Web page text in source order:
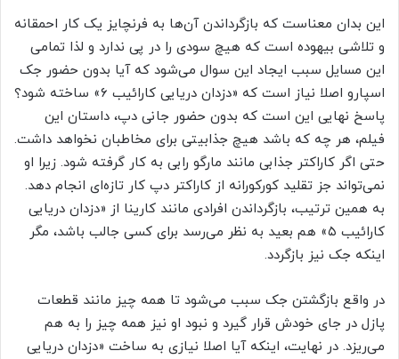
این بدان معناست که بازگرداندن آن‌ها به فرنچایز یک کار احمقانه
و تلاشی بیهوده است که هیچ سودی را در پی ندارد و لذا تمامی
این مسایل سبب ایجاد این سوال می‌شود که آیا بدون حضور جک
اسپارو اصلا نیاز است که «دزدان دریایی کارائیب ۶» ساخته شود؟
پاسخ نهایی این است که بدون حضور جانی دپ، داستان این
فیلم، هر چه که باشد هیچ جذابیتی برای مخاطبان نخواهد داشت.
حتی اگر کاراکتر جذابی مانند مارگو رابی به کار گرفته شود. زیرا او
نمی‌تواند جز تقلید کورکورانه از کاراکتر دپ کار تازه‌ای انجام دهد.
به همین ترتیب، بازگرداندن افرادی مانند کارینا از «دزدان دریایی
کارائیب ۵» هم بعید به نظر می‌رسد برای کسی جالب باشد، مگر
اینکه جک نیز بازگردد.
در واقع بازگشتن جک سبب می‌شود تا همه چیز مانند قطعات
پازل در جای خودش قرار گیرد و نبود او نیز همه چیز را به هم
می‌ریزد. در نهایت، اینکه آیا اصلا نیازی به ساخت «دزدان دریایی